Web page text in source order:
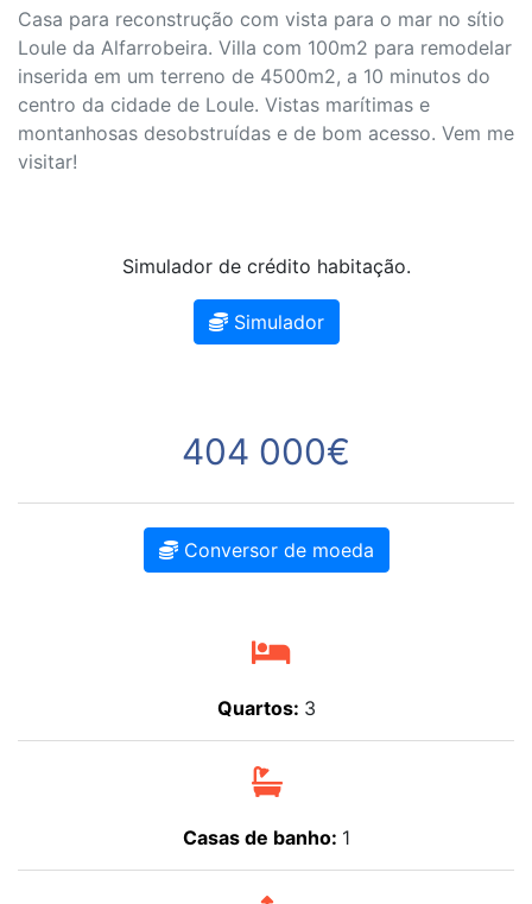
Casa para reconstrução com vista para o mar no sítio
Loule da Alfarrobeira. Villa com 100m2 para remodelar
inserida em um terreno de 4500m2, a 10 minutos do
centro da cidade de Loule. Vistas marítimas e
montanhosas desobstruídas e de bom acesso. Vem me
visitar!
Simulador de crédito habitação.
Simulador
404 000€
Conversor de moeda
Quartos: 3
Casas de banho: 1